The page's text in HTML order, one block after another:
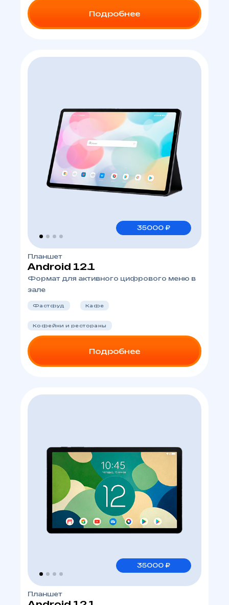
Подробнее
35000 ₽
Планшет
Android 12.1
Формат для активного цифрового меню в
зале
Фастфуд Кафе
Кофейни и рестораны
Подробнее
35000 ₽
Планшет